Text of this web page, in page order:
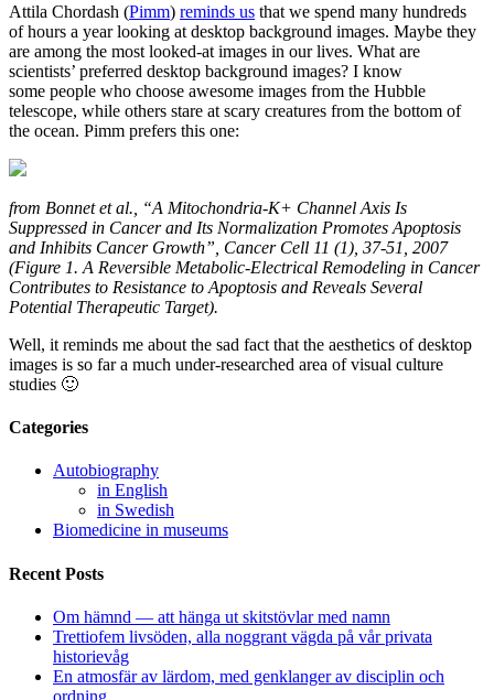
Attila Chordash (Pimm) reminds us that we spend many hundreds
of hours a year looking at desktop background images. Maybe they
are among the most looked-at images in our lives. What are
scientists’ preferred desktop background images? I know
some people who choose awesome images from the Hubble
telescope, while others stare at scary creatures from the bottom of
the ocean. Pimm prefers this one:
from Bonnet et al., “A Mitochondria-K+ Channel Axis Is
Suppressed in Cancer and Its Normalization Promotes Apoptosis
and Inhibits Cancer Growth”, Cancer Cell 11 (1), 37-51, 2007
(Figure 1. A Reversible Metabolic-Electrical Remodeling in Cancer
Contributes to Resistance to Apoptosis and Reveals Several
Potential Therapeutic Target).
Well, it reminds me about the sad fact that the aesthetics of desktop
images is so far a much under-researched area of visual culture
studies 🙂
Categories
Autobiography
in English
in Swedish
Biomedicine in museums
Recent Posts
Om hämnd — att hänga ut skitstövlar med namn
Trettiofem livsöden, alla noggrant vägda på vår privata
historievåg
En atmosfär av lärdom, med genklanger av disciplin och
ordning.